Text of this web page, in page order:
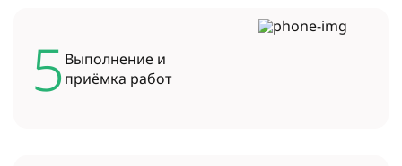
5Выполнение и
приёмка работ